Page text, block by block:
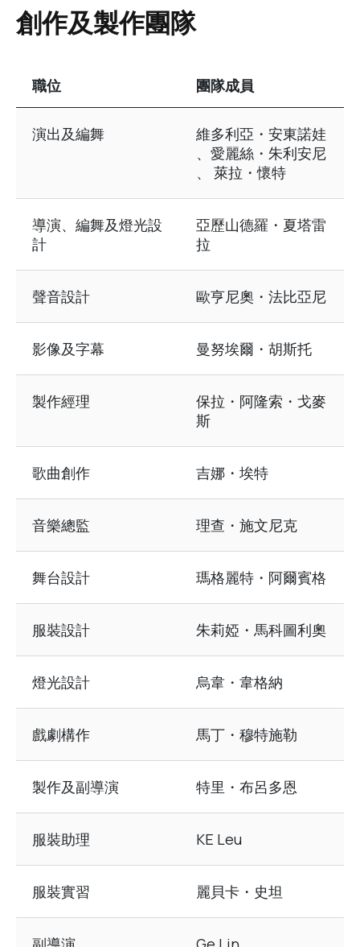
創作及製作團隊
職位 團隊成員
演出及編舞
維多利亞・安東諾娃
、愛麗絲・朱利安尼
、 萊拉・懷特
導演、編舞及燈光設
計
亞歷山德羅・夏塔雷
拉
聲音設計 歐亨尼奧・法比亞尼
影像及字幕 曼努埃爾・胡斯托
製作經理
保拉・阿隆索・戈麥
斯
歌曲創作 吉娜・埃特
音樂總監 理查・施文尼克
舞台設計 瑪格麗特・阿爾賓格
服裝設計 朱莉婭・馬科圖利奧
燈光設計 烏韋・韋格納
戲劇構作 馬丁・穆特施勒
製作及副導演 特里・布呂多恩
服裝助理 KE Leu
服裝實習 麗貝卡・史坦